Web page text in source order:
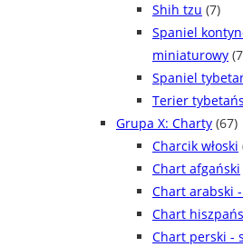
Shih tzu (7)
Spaniel
miniaturowy
Spaniel
Terier
Grupa X: Charty (67)
Charcik włoski
Chart afgański
Chart arabski
Chart
Chart perski -